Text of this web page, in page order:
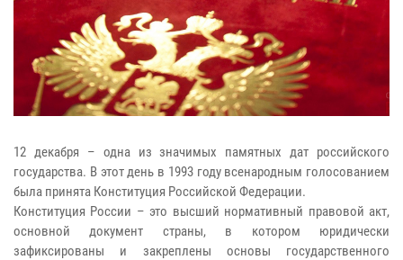
12 декабря – одна из значимых памятных дат российского
государства. В этот день в 1993 году всенародным голосованием
была принята Конституция Российской Федерации.
Конституция России – это высший нормативный правовой акт,
основной документ страны, в котором юридически
зафиксированы и закреплены основы государственного